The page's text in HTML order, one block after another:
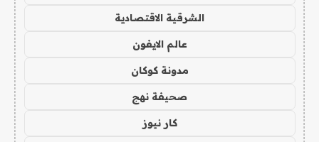
الشرقية الاقتصادية
عالم الايفون
مدونة كوكان
صحيفة نهج
كار نيوز